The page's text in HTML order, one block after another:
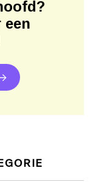
een